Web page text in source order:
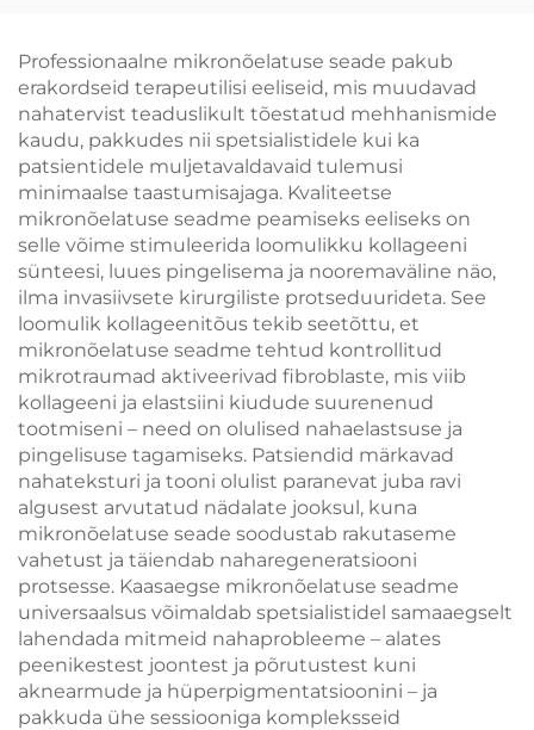
vähendamiseks, nahas
tõmbumise ja
pingutamise ning näo
raadiosagedusel
põhineva
kaalakaotuse ja keha
õhukese tegemisega
pidevaks, kontaktita
kasutamiseks
kliinikus
Professionaalne mikronõelatuse seade pakub
erakordseid terapeutilisi eeliseid, mis muudavad
nahatervist teaduslikult tõestatud mehhanismide
kaudu, pakkudes nii spetsialistidele kui ka
patsientidele muljetavaldavaid tulemusi
minimaalse taastumisajaga. Kvaliteetse
mikronõelatuse seadme peamiseks eeliseks on
selle võime stimuleerida loomulikku kollageeni
sünteesi, luues pingelisema ja nooremaväline näo,
ilma invasiivsete kirurgiliste protseduurideta. See
loomulik kollageenitõus tekib seetõttu, et
mikronõelatuse seadme tehtud kontrollitud
mikrotraumad aktiveerivad fibroblaste, mis viib
kollageeni ja elastsiini kiudude suurenenud
tootmiseni – need on olulised nahaelastsuse ja
pingelisuse tagamiseks. Patsiendid märkavad
nahateksturi ja tooni olulist paranevat juba ravi
algusest arvutatud nädalate jooksul, kuna
mikronõelatuse seade soodustab rakutaseme
vahetust ja täiendab naharegeneratsiooni
protsesse. Kaasaegse mikronõelatuse seadme
universaalsus võimaldab spetsialistidel samaaegselt
lahendada mitmeid nahaprobleeme – alates
peenikestest joontest ja põrutustest kuni
aknearmude ja hüperpigmentatsioonini – ja
pakkuda ühe sessiooniga kompleksseid